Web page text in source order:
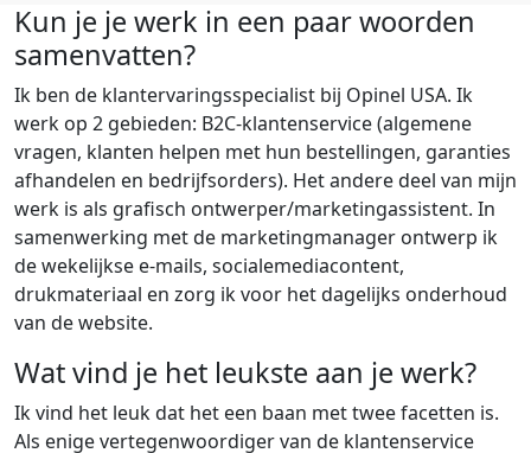
Kun je je werk in een paar woorden
samenvatten?
Ik ben de klantervaringsspecialist bij Opinel USA. Ik
werk op 2 gebieden: B2C-klantenservice (algemene
vragen, klanten helpen met hun bestellingen, garanties
afhandelen en bedrijfsorders). Het andere deel van mijn
werk is als grafisch ontwerper/marketingassistent. In
samenwerking met de marketingmanager ontwerp ik
de wekelijkse e-mails, socialemediacontent,
drukmateriaal en zorg ik voor het dagelijks onderhoud
van de website.
Wat vind je het leukste aan je werk?
Ik vind het leuk dat het een baan met twee facetten is.
Als enige vertegenwoordiger van de klantenservice